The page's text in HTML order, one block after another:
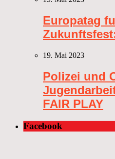
Europatag
19. Mai 2023
Polizei und
FAIR PLAY
Facebook